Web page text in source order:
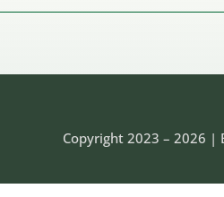
Copyright 2023 – 2026 |